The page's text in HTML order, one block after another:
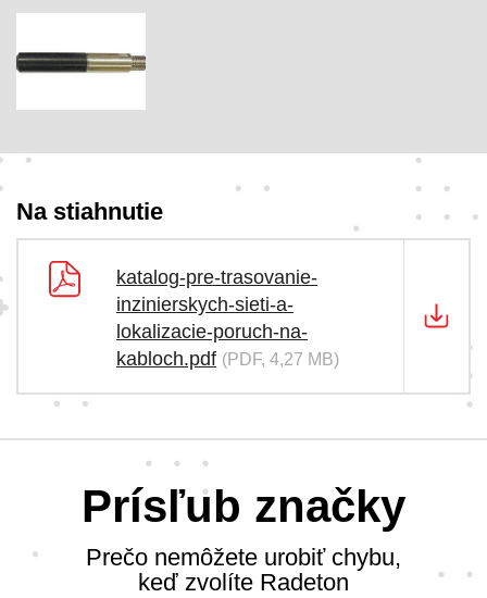
Na stiahnutie
katalog-pre-trasovanie-
inzinierskych-sieti-a-
lokalizacie-poruch-na-
kabloch.pdf (PDF, 4,27 MB)
Prísľub značky
Prečo nemôžete urobiť chybu,
keď zvolíte Radeton